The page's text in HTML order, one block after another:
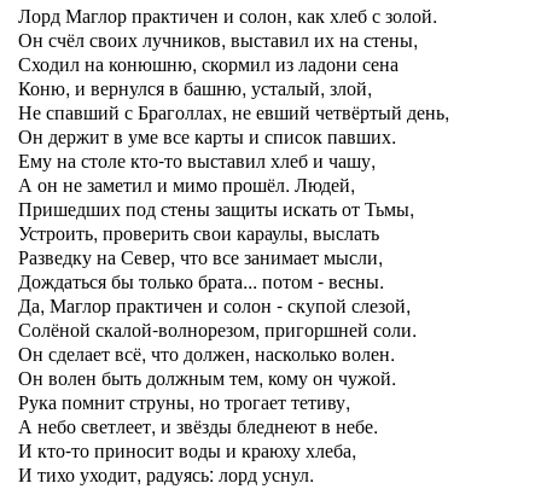
Лорд Маглор практичен и солон, как хлеб с золой.
Он счёл своих лучников, выставил их на стены,
Сходил на конюшню, скормил из ладони сена
Коню, и вернулся в башню, усталый, злой,
Не спавший с Браголлах, не евший четвёртый день,
Он держит в уме все карты и список павших.
Ему на столе кто-то выставил хлеб и чашу,
А он не заметил и мимо прошёл. Людей,
Пришедших под стены защиты искать от Тьмы,
Устроить, проверить свои караулы, выслать
Разведку на Север, что все занимает мысли,
Дождаться бы только брата... потом - весны.
Да, Маглор практичен и солон - скупой слезой,
Солёной скалой-волнорезом, пригоршней соли.
Он сделает всё, что должен, насколько волен.
Он волен быть должным тем, кому он чужой.
Рука помнит струны, но трогает тетиву,
А небо светлеет, и звёзды бледнеют в небе.
И кто-то приносит воды и краюху хлеба,
И тихо уходит, радуясь: лорд уснул.